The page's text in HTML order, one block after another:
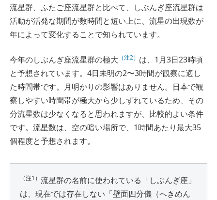
流星群、ふたご座流星群と比べて、しぶんぎ座流星群は
活動が活発な期間が数時間と短い上に、流星の出現数が
年によって変化することで知られています。
今年のしぶんぎ座流星群の極大 （注2） は、1月3日23時頃
と予想されています。4日未明の2〜3時間が観察に適し
た時間帯です。月明かりの影響はありません。日本で観
察しやすい時間帯が極大から少しずれているため、その
分流星数は少なくなると思われますが、比較的よい条件
です。流星数は、空の暗い場所で、1時間あたり最大35
個程度と予想されます。
（注1） 流星群の名前に使われている「しぶんぎ座」
は、現在では存在しない「壁面四分儀（へきめん